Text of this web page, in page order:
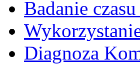
Badanie
Diagnoza